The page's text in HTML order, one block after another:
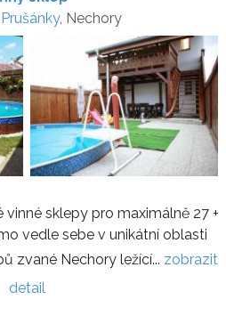
Prušánky, Nechory
sklepy pro maximálně 27 +
vedle sebe v unikátní oblasti
zvané Nechory ležící... zobrazit
detail